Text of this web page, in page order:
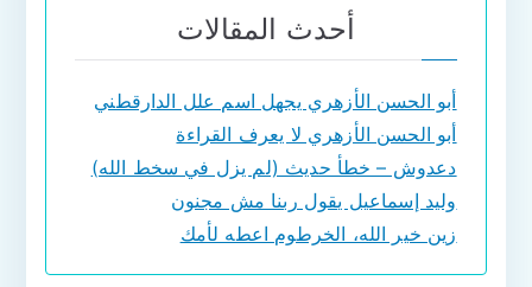
أحدث المقالات
أبو الحسن الأزهري يجهل اسم علل الدارقطني
أبو الحسن الأزهري لا يعرف القراءة
دعدوش – خطأ حديث (لم يزل في سخط الله)
وليد إسماعيل يقول ربنا مش مجنون
زين خير الله، الخرطوم اعطه لأمك